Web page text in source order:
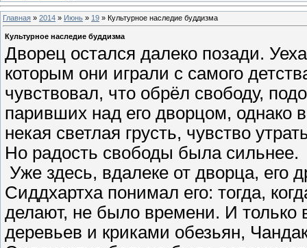
Главная » 2014 » Июнь » 19 » Культурное наследие буддизма
Культурное наследие буддизма
Дворец остался далеко позади.
которым они играли с самого
чувствовал, что обрёл свободу,
паривших над его дворцом, однако
некая светлая грусть, чувство
Но радость свободы была сильнее.
Уже здесь, вдалеке от дворца, его
Сиддхартха понимал его: тогда,
делают, не было времени. И
деревьев и криками обезьян,